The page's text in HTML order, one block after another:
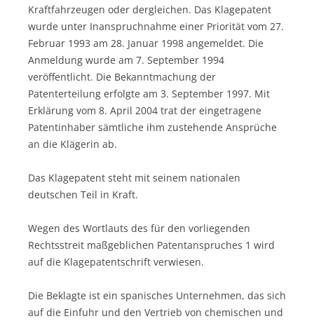
Kraftfahrzeugen oder dergleichen. Das Klagepatent
wurde unter Inanspruchnahme einer Priorität vom 27.
Februar 1993 am 28. Januar 1998 angemeldet. Die
Anmeldung wurde am 7. September 1994
veröffentlicht. Die Bekanntmachung der
Patenterteilung erfolgte am 3. September 1997. Mit
Erklärung vom 8. April 2004 trat der eingetragene
Patentinhaber sämtliche ihm zustehende Ansprüche
an die Klägerin ab.
Das Klagepatent steht mit seinem nationalen
deutschen Teil in Kraft.
Wegen des Wortlauts des für den vorliegenden
Rechtsstreit maßgeblichen Patentanspruches 1 wird
auf die Klagepatentschrift verwiesen.
Die Beklagte ist ein spanisches Unternehmen, das sich
auf die Einfuhr und den Vertrieb von chemischen und